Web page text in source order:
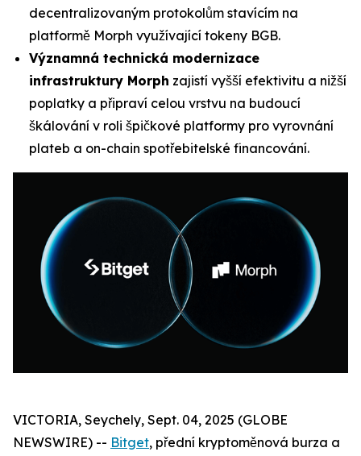
decentralizovaným protokolům stavícím na
platformě Morph využívající tokeny BGB.
Významná technická modernizace
infrastruktury Morph zajistí vyšší efektivitu a nižší
poplatky a připraví celou vrstvu na budoucí
škálování v roli špičkové platformy pro vyrovnání
plateb a on-chain spotřebitelské financování.
VICTORIA, Seychely, Sept. 04, 2025 (GLOBE
NEWSWIRE) -- Bitget, přední kryptoměnová burza a